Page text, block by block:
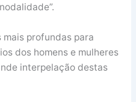
mais profundas para
dos homens e mulheres
interpelação destas